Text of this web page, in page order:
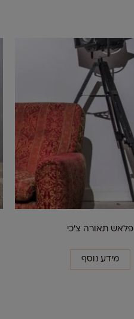
פלאש תאורה צ'כי
מידע נוסף